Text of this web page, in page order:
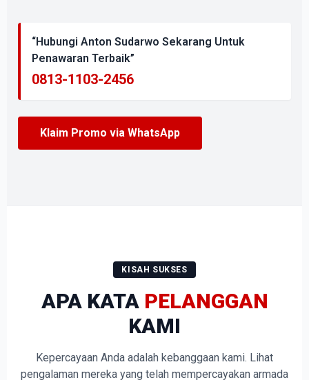
“Hubungi Anton Sudarwo Sekarang Untuk
Penawaran Terbaik”
0813-1103-2456
Klaim Promo via WhatsApp
KISAH SUKSES
APA KATA PELANGGAN
KAMI
Kepercayaan Anda adalah kebanggaan kami. Lihat
pengalaman mereka yang telah mempercayakan armada